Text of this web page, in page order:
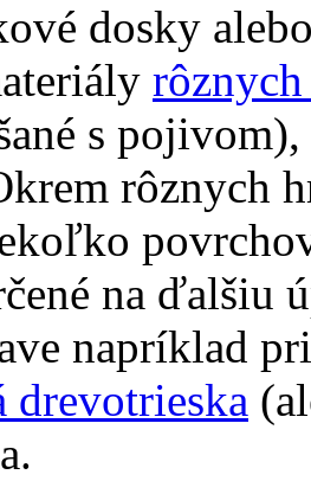
dosky
s
rôznych
na ďalšiu
napríklad
drevotrieska